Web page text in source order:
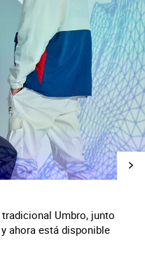
Umbro, junto
ahora está disponible